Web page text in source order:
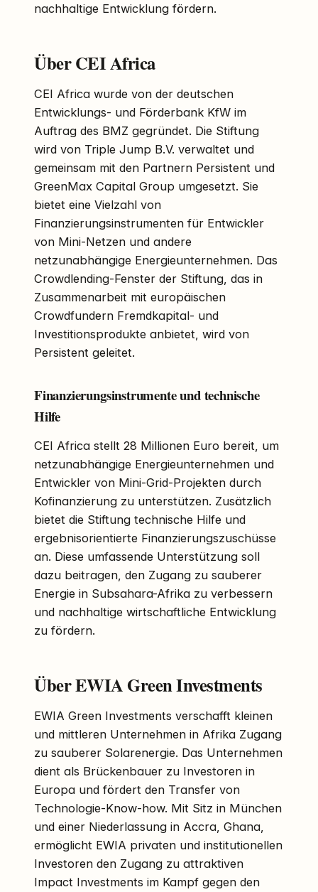
nachhaltige Entwicklung fördern.
Über CEI Africa
CEI Africa wurde von der deutschen
Entwicklungs- und Förderbank KfW im
Auftrag des BMZ gegründet. Die Stiftung
wird von Triple Jump B.V. verwaltet und
gemeinsam mit den Partnern Persistent und
GreenMax Capital Group umgesetzt. Sie
bietet eine Vielzahl von
Finanzierungsinstrumenten für Entwickler
von Mini-Netzen und andere
netzunabhängige Energieunternehmen. Das
Crowdlending-Fenster der Stiftung, das in
Zusammenarbeit mit europäischen
Crowdfundern Fremdkapital- und
Investitionsprodukte anbietet, wird von
Persistent geleitet.
Finanzierungsinstrumente und technische
Hilfe
CEI Africa stellt 28 Millionen Euro bereit, um
netzunabhängige Energieunternehmen und
Entwickler von Mini-Grid-Projekten durch
Kofinanzierung zu unterstützen. Zusätzlich
bietet die Stiftung technische Hilfe und
ergebnisorientierte Finanzierungszuschüsse
an. Diese umfassende Unterstützung soll
dazu beitragen, den Zugang zu sauberer
Energie in Subsahara-Afrika zu verbessern
und nachhaltige wirtschaftliche Entwicklung
zu fördern.
Über EWIA Green Investments
EWIA Green Investments verschafft kleinen
und mittleren Unternehmen in Afrika Zugang
zu sauberer Solarenergie. Das Unternehmen
dient als Brückenbauer zu Investoren in
Europa und fördert den Transfer von
Technologie-Know-how. Mit Sitz in München
und einer Niederlassung in Accra, Ghana,
ermöglicht EWIA privaten und institutionellen
Investoren den Zugang zu attraktiven
Impact Investments im Kampf gegen den